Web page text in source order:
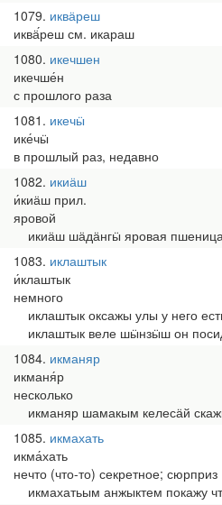
1079 иквӓреш
иквӓ́реш см. икараш
1080 икечшен
икечше́н
с прошлого раза
1081 икечӹ
ике́чӹ
в прошлый раз, недавно
1082 икиӓш
и́киӓш прил.
яровой
икиӓш шӓдӓнгӹ яровая
1083 иклаштык
и́клаштык
немного
иклаштык оксажы улы у него
иклаштык веле шӹнзӹш он
1084 икманяр
икманя́р
несколько
икманяр шамакым келесӓй
1085 икмахать
икма́хать
нечто (что-то) секретное; сюрприз
икмахатьым анжыктем покажу